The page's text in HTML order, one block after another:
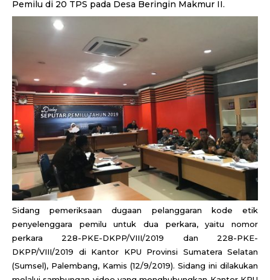
Pemilu di 20 TPS pada Desa Beringin Makmur II.
Sidang pemeriksaan dugaan pelanggaran kode etik
penyelenggara pemilu untuk dua perkara, yaitu nomor
perkara 228-PKE-DKPP/VIII/2019 dan 228-PKE-
DKPP/VIII/2019 di Kantor KPU Provinsi Sumatera Selatan
(Sumsel), Palembang, Kamis (12/9/2019). Sidang ini dilakukan